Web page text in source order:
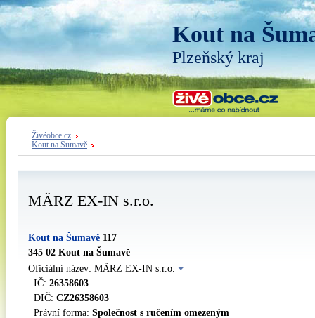
Kout na
Plzeňský kraj
Živéobce.cz
Kout na Šumavě
MÄRZ EX-IN s.r.o.
Kout na Šumavě 117
345 02 Kout na Šumavě
Oficiální název: MÄRZ EX-IN s.r.o.
IČ: 26358603
DIČ: CZ26358603
Právní forma: Společnost s ručením omezeným